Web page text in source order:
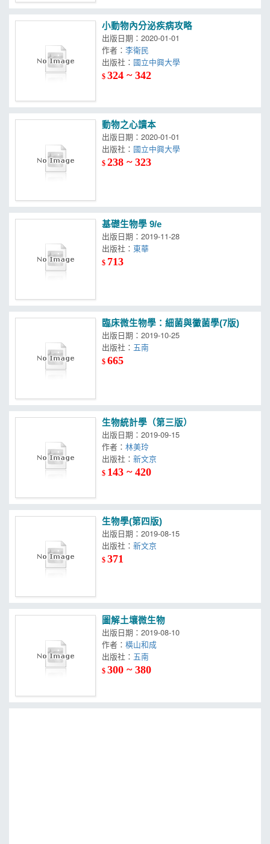
小動物內分泌疾病攻略
出版日期：2020-01-01
作者：李衛民
出版社：
$324 ~ 342
動物之心讀本
出版日期：2020-01-01
出版社：
$238 ~ 323
基礎生物學 9/e
出版日期：2019-11-28
出版社：東華
$ 713
臨床微生物學：細菌與黴菌學(7版)
出版日期：2019-10-25
出版社： 五南
$665
生物統計學（第三版）
出版日期：2019-09-15
作者：林美玲
出版社：
$ 143 ~ 420
生物學(第四版)
出版日期：2019-08-15
出版社：新文京
$371
圖解土壤微生物
出版日期：2019-08-10
作者：橫山和成
出版社：
$300 ~ 380